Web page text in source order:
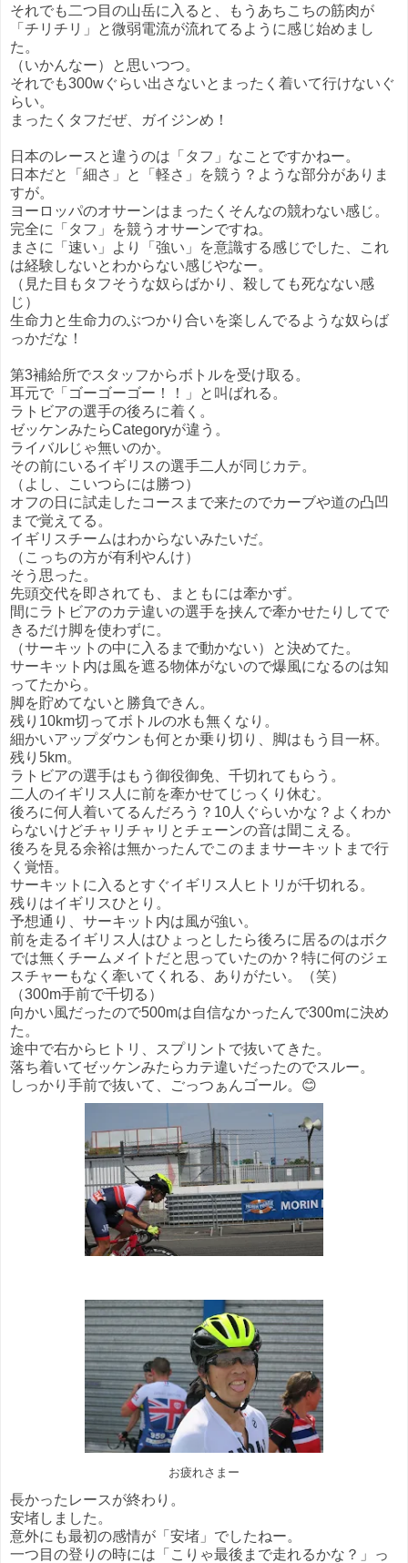
それでも二つ目の山岳に入ると、もうあちこちの筋肉が
「チリチリ」と微弱電流が流れてるように感じ始めまし
た。
（いかんなー）と思いつつ。
それでも300wぐらい出さないとまったく着いて行けないぐ
らい。
まったくタフだぜ、ガイジンめ！
日本のレースと違うのは「タフ」なことですかねー。
日本だと「細さ」と「軽さ」を競う？ような部分がありま
すが。
ヨーロッパのオサーンはまったくそんなの競わない感じ。
完全に「タフ」を競うオサーンですね。
まさに「速い」より「強い」を意識する感じでした、これ
は経験しないとわからない感じやなー。
（見た目もタフそうな奴らばかり、殺しても死なない感
じ）
生命力と生命力のぶつかり合いを楽しんでるような奴らば
っかだな！
第3補給所でスタッフからボトルを受け取る。
耳元で「ゴーゴーゴー！！」と叫ばれる。
ラトビアの選手の後ろに着く。
ゼッケンみたらCategoryが違う。
ライバルじゃ無いのか。
その前にいるイギリスの選手二人が同じカテ。
（よし、こいつらには勝つ）
オフの日に試走したコースまで来たのでカーブや道の凸凹
まで覚えてる。
イギリスチームはわからないみたいだ。
（こっちの方が有利やんけ）
そう思った。
先頭交代を即されても、まともには牽かず。
間にラトビアのカテ違いの選手を挟んで牽かせたりしてで
きるだけ脚を使わずに。
（サーキットの中に入るまで動かない）と決めてた。
サーキット内は風を遮る物体がないので爆風になるのは知
ってたから。
脚を貯めてないと勝負できん。
残り10km切ってボトルの水も無くなり。
細かいアップダウンも何とか乗り切り、脚はもう目一杯。
残り5km。
ラトビアの選手はもう御役御免、千切れてもらう。
二人のイギリス人に前を牽かせてじっくり休む。
後ろに何人着いてるんだろう？10人ぐらいかな？よくわか
らないけどチャリチャリとチェーンの音は聞こえる。
後ろを見る余裕は無かったんでこのままサーキットまで行
く覚悟。
サーキットに入るとすぐイギリス人ヒトリが千切れる。
残りはイギリスひとり。
予想通り、サーキット内は風が強い。
前を走るイギリス人はひょっとしたら後ろに居るのはボク
では無くチームメイトだと思っていたのか？特に何のジェ
スチャーもなく牽いてくれる、ありがたい。（笑）
（300m手前で千切る）
向かい風だったので500mは自信なかったんで300mに決め
た。
途中で右からヒトリ、スプリントで抜いてきた。
落ち着いてゼッケンみたらカテ違いだったのでスルー。
しっかり手前で抜いて、ごっつぁんゴール。😊
お疲れさまー
長かったレースが終わり。
安堵しました。
意外にも最初の感情が「安堵」でしたねー。
一つ目の登りの時には「こりゃ最後まで走れるかな？」っ